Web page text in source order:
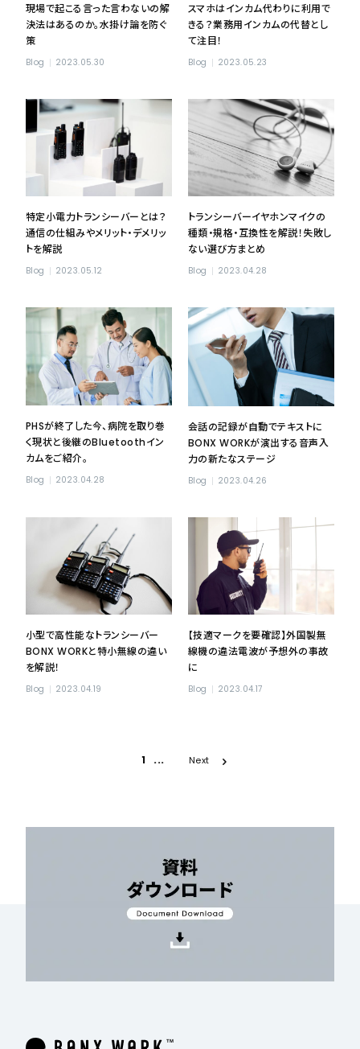
現場で起こる言った言わないの解
決法はあるのか。水掛け論を防ぐ
策
Blog 2023.05.30
スマホはインカム代わりに利用で
きる？業務用インカムの代替とし
て注目！
Blog 2023.05.23
特定小電力トランシーバーとは？
通信の仕組みやメリット・デメリッ
トを解説
Blog 2023.05.12
トランシーバーイヤホンマイクの
種類・規格・互換性を解説！失敗し
ない選び方まとめ
Blog 2023.04.28
PHSが終了した今、病院を取り巻
く現状と後継のBluetoothイン
カムをご紹介。
Blog 2023.04.28
会話の記録が自動でテキストに
BONX WORKが演出する音声入
力の新たなステージ
Blog 2023.04.26
小型で高性能なトランシーバー
BONX WORKと特小無線の違い
を解説！
Blog 2023.04.19
【技適マークを要確認】外国製無
線機の違法電波が予想外の事故
に
Blog 2023.04.17
1 ... Next